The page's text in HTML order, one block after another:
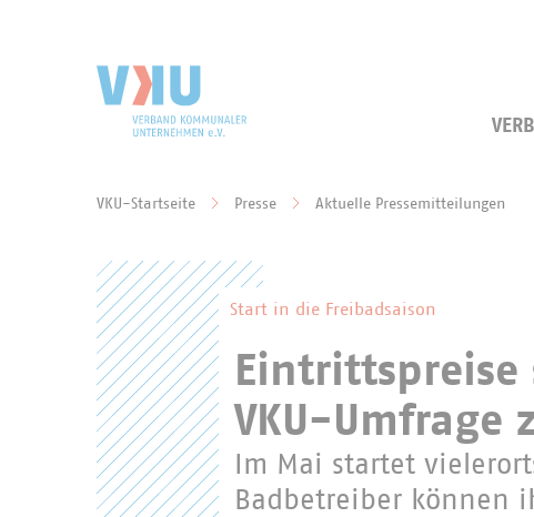
VKU-Startseite Presse Aktuelle Pressemitteilungen
Start in die Freibadsaison
VKU-Umfrage
Im Mai startet
Badbetreiber können